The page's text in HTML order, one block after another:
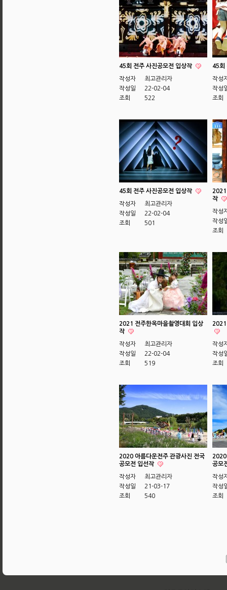
45회 전주 사진공모전 입상작
작성자
최고관리자
작성일
22-02-04
조회
522
45회
작성
작성
조회
45회 전주 사진공모전 입상작
작성자
최고관리자
작성일
22-02-04
조회
501
2021
작
작성
작성
조회
2021 전주한옥마을촬영대회 입상
작
작성자
최고관리자
작성일
22-02-04
조회
519
2021
작성
작성
조회
2020 아름다운전주 관광사진 전국
공모전 입선작
작성자
최고관리자
작성일
21-03-17
조회
540
2020
공모
작성
작성
조회